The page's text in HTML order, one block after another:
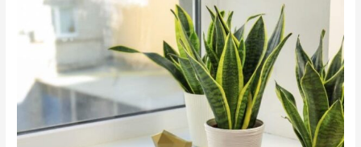
צמחי
בית
המטהרים
את
האוויר
שלנו
בבית